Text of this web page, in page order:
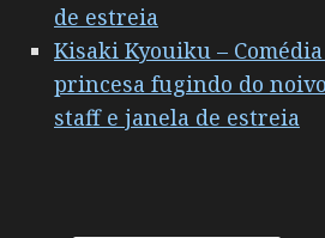
de estreia
Kisaki Kyouiku –
princesa fugindo do
staff e janela de estreia